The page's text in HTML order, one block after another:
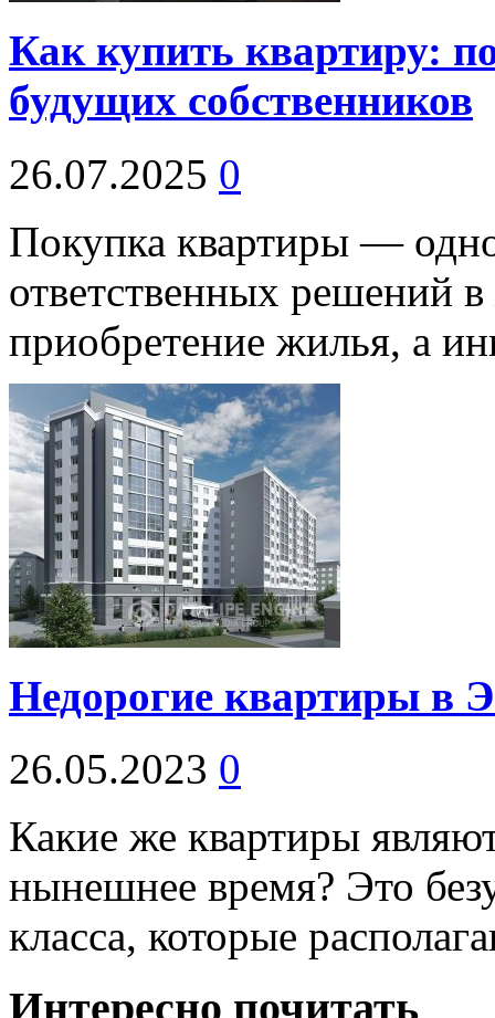
Как купить квартиру:
будущих собственников
26.07.2025 0
Покупка квартиры —
ответственных решений
приобретение жилья, а
Недорогие квартиры в
26.05.2023 0
Какие же квартиры
нынешнее время? Это
класса, которые
Интересно почитать